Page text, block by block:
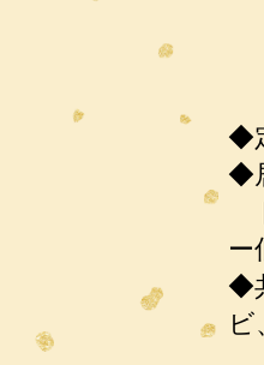
◆
◆
ー
◆